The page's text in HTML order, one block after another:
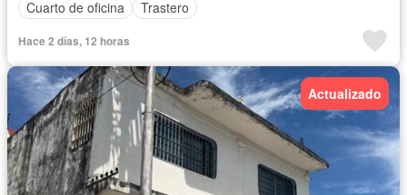
Cuarto de oficina
Trastero
Hace 2 días, 12 horas
Actualizado